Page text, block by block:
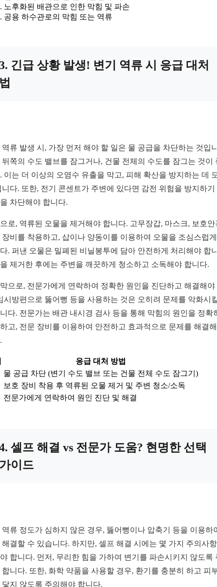
노후화된 배관으로 인한 막힘 및 파손
공용 하수관로의 막힘 또는 역류
긴급 상황 발생! 변기 역류 시 응급 대처
역류 발생 시, 가장 먼저 해야 할 일은 물 공급을 차단하는 것입
뒤쪽의 수도 밸브를 잠그거나, 건물 전체의 수도를 잠그는 것이
이는 더 이상의 오염수 유출을 막고, 피해 확산을 방지하는 데
니다. 또한, 전기 콘센트가 주변에 있다면 감전 위험을 방지하기
차단해야 합니다.
로, 역류된 오물을 제거해야 합니다. 고무장갑, 마스크, 보호안
장비를 착용하고, 삽이나 양동이를 이용하여 오물을 조심스럽
. 퍼낸 오물은 밀폐된 비닐봉투에 담아 안전하게 처리해야 합
제거한 후에는 주변을 깨끗하게 청소하고 소독해야 합니다.
으로, 전문가에게 연락하여 정확한 원인을 진단하고 해결해야
시방편으로 뚫어뻥 등을 사용하는 것은 오히려 문제를 악화시
다. 전문가는 배관 내시경 검사 등을 통해 막힘의 원인을 정확
고, 전문 장비를 이용하여 안전하고 효과적으로 문제를 해결
응급 대처 방법
물 공급 차단 (변기 수도 밸브 또는 건물 전체 수도 잠그기)
보호 장비 착용 후 역류된 오물 제거 및 주변 청소/소독
전문가에게 연락하여 원인 진단 및 해결
셀프 해결 vs 전문가 도움? 현명한 선택
이드
역류 정도가 심하지 않은 경우, 뚫어뻥이나 압축기 등을 이용하
해결할 수 있습니다. 하지만, 셀프 해결 시에는 몇 가지 주의사
합니다. 먼저, 무리한 힘을 가하여 변기를 파손시키지 않도록
합니다. 또한, 화학 약품을 사용할 경우, 환기를 충분히 하고 피
닿지 않도록 주의해야 합니다.